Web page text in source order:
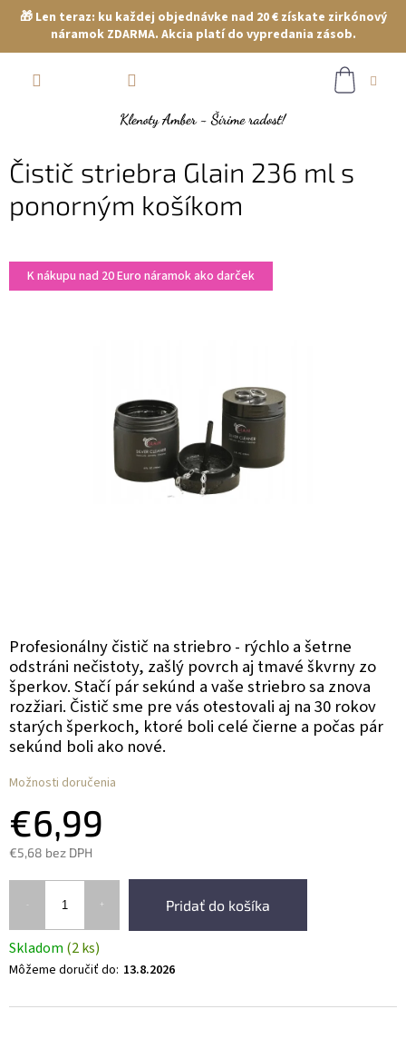
🎁 Len teraz: ku každej objednávke nad 20 € získate zirkónový
náramok ZDARMA. Akcia platí do vypredania zásob.
Čistič striebra Glain 236 ml s
ponorným košíkom
K nákupu nad 20 Euro náramok ako darček
€6,99
€5,68 bez DPH
Pridať do košíka
Skladom (2 ks)
Môžeme doručiť do: 13.8.2026
Možnosti doručenia
Profesionálny čistič na striebro - rýchlo a šetrne
odstráni nečistoty, zašlý povrch aj tmavé škvrny zo
šperkov. Stačí pár sekúnd a vaše striebro sa znova
rozžiari. Čistič sme pre vás otestovali aj na 30 rokov
starých šperkoch, ktoré boli celé čierne a počas pár
sekúnd boli ako nové.